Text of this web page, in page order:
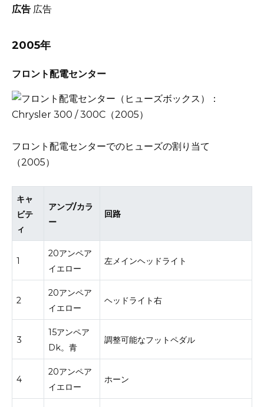
広告 広告
2005年
フロント配電センター
フロント配電センターでのヒューズの割り当て
（2005）
キャ
ビテ
ィ
アンプ/カラ
ー
回路
1
20アンペア
イエロー
左メインヘッドライト
2
20アンペア
イエロー
ヘッドライト右
3
15アンペア
Dk。青
調整可能なフットペダル
4
20アンペア
イエロー
ホーン